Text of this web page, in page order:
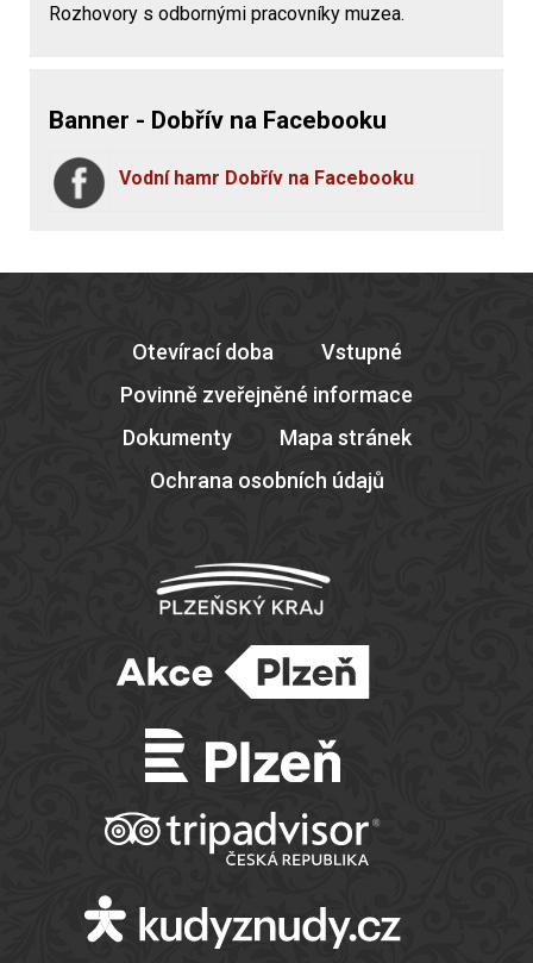
Rozhovory s odbornými pracovníky muzea.
Banner - Dobřív na Facebooku
Vodní hamr Dobřív na Facebooku
Otevírací doba
Vstupné
Povinně zveřejněné informace
Dokumenty
Mapa stránek
Ochrana osobních údajů